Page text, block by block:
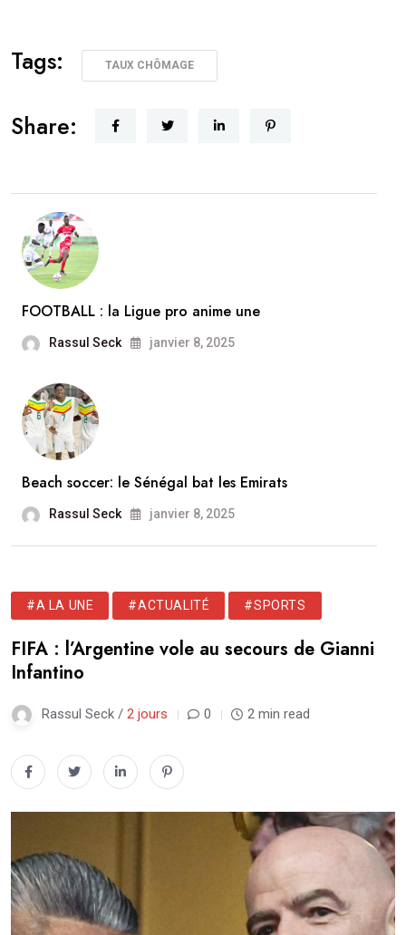
Tags: TAUX CHÔMAGE
Share:
FOOTBALL : la Ligue pro anime une
Rassul Seck janvier 8, 2025
Beach soccer: le Sénégal bat les Emirats
Rassul Seck janvier 8, 2025
#A LA UNE #ACTUALITÉ #SPORTS
FIFA : l’Argentine vole au secours de Gianni
Infantino
Rassul Seck / 2 jours 0 2 min read